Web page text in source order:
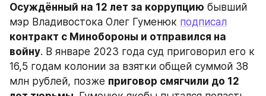
Осуждённый на 12 лет за коррупцию бывший
мэр Владивостока Олег Гуменюк подписал
контракт с Минобороны и отправился на
войну. В январе 2023 года суд приговорил его к
16,5 годам колонии за взятки общей суммой 38
млн рублей, позже приговор смягчили до 12